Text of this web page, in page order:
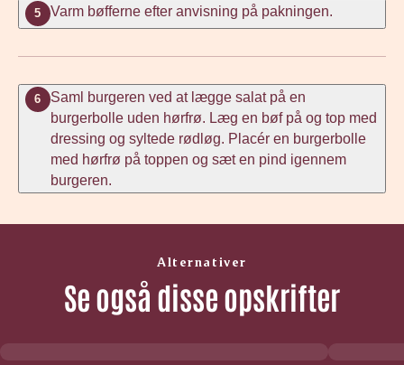
5 Varm bøfferne efter anvisning på pakningen.
6
Saml burgeren ved at lægge salat på en
burgerbolle uden hørfrø. Læg en bøf på og top med
dressing og syltede rødløg. Placér en burgerbolle
med hørfrø på toppen og sæt en pind igennem
burgeren.
Alternativer
Se også disse opskrifter